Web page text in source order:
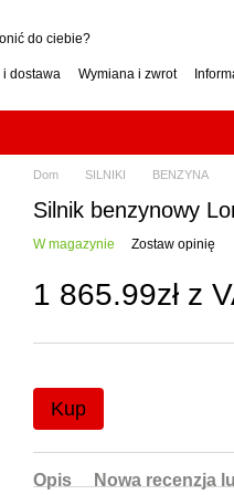
do ciebie?
i dostawa Wymiana i zwrot
jak wybrać? Poradnik
pionowa? Jak wybrać?
Rębak do
moc? Poradnik
Odśnieżarka
Dom SILNIKI BENZYNA
Silnik benzynowy
W magazynie Zostaw opinię
1 865.99zł z
Kup
Opis Nowa recenzja